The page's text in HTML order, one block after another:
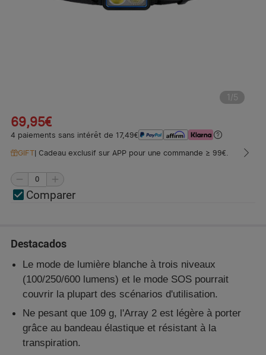
1/5
69,95€
4 paiements sans intérêt de 17,49€
GIFT| Cadeau exclusif sur APP pour une commande ≥ 99€.
Comparer
Destacados
Le mode de lumière blanche à trois niveaux
(100/250/600 lumens) et le mode SOS pourrait
couvrir la plupart des scénarios d'utilisation.
Ne pesant que 109 g, l'Array 2 est légère à porter
grâce au bandeau élastique et résistant à la
transpiration.